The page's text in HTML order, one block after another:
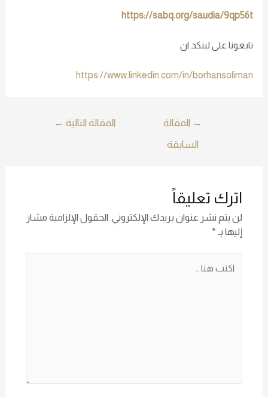
https://sabq.org/saudia/9qp56t
تابعونا على لينكد ان
https://www.linkedin.com/in/borhansoliman
→ المقالة
السابقة
المقالة التالية ←
اترك تعليقاً
لن يتم نشر عنوان بريدك الإلكتروني. الحقول الإلزامية مشار
إليها بـ *